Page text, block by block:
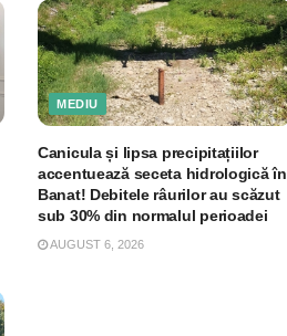
MEDIU
Canicula și lipsa precipitațiilor
accentuează seceta hidrologică în
Banat! Debitele râurilor au scăzut
sub 30% din normalul perioadei
AUGUST 6, 2026